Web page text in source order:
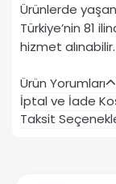
Ürünlerde
Türkiye’nin 81
hizmet alınabilir.
Ürün Yorumları
İptal ve İade
Taksit